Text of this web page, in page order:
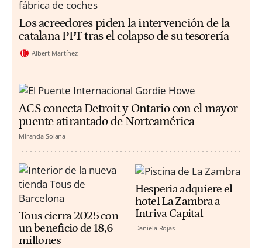
Los acreedores piden la intervención de la
catalana PPT tras el colapso de su tesorería
Albert Martínez
ACS conecta Detroit y Ontario con el mayor
puente atirantado de Norteamérica
Miranda Solana
Tous cierra 2025 con
un beneficio de 18,6
millones
Hesperia adquiere el
hotel La Zambra a
Intriva Capital
Daniela Rojas